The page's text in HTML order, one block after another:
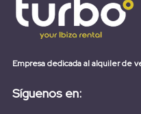
Empresa dedicada al alquiler de
Síguenos en: